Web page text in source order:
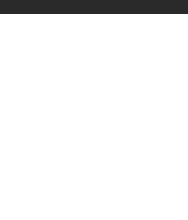
このコンテンツは掲載が終了しま